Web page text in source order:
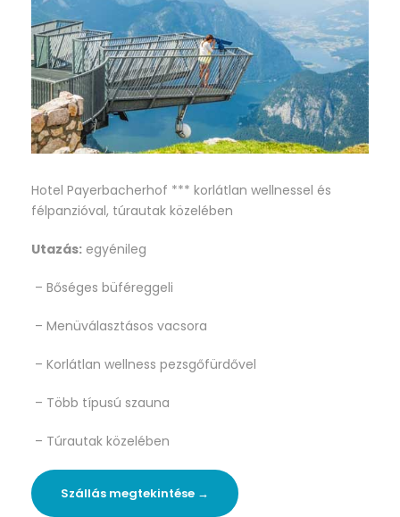
Hotel Payerbacherhof *** korlátlan wellnessel és
félpanzióval, túrautak közelében
Utazás: egyénileg
– Bőséges büféreggeli
– Menüválasztásos vacsora
– Korlátlan wellness pezsgőfürdővel
– Több típusú szauna
– Túrautak közelében
Szállás megtekintése →